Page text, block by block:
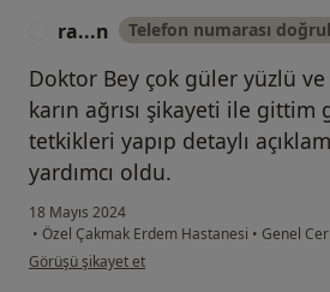
ra...n Telefon numarası
Doktor Bey çok güler yüzlü
karın ağrısı şikayeti ile gittim
tetkikleri yapıp detaylı
yardımcı oldu.
18 Mayıs 2024
• Özel Çakmak Erdem Hastanesi • Genel
kullanıcının görüşüne göre ra...n
Görüşü şikayet et